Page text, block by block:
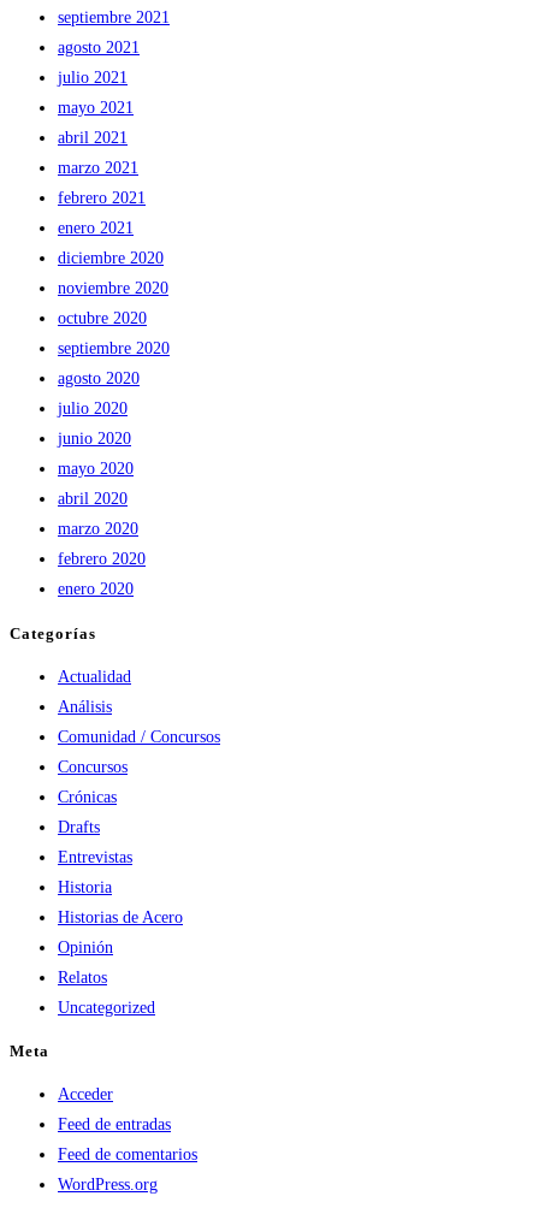
septiembre 2021
agosto 2021
julio 2021
mayo 2021
abril 2021
marzo 2021
febrero 2021
enero 2021
diciembre 2020
noviembre 2020
octubre 2020
septiembre 2020
agosto 2020
julio 2020
junio 2020
mayo 2020
abril 2020
marzo 2020
febrero 2020
enero 2020
Categorías
Actualidad
Análisis
Comunidad / Concursos
Concursos
Crónicas
Drafts
Entrevistas
Historia
Historias de Acero
Opinión
Relatos
Uncategorized
Meta
Acceder
Feed de entradas
Feed de comentarios
WordPress.org